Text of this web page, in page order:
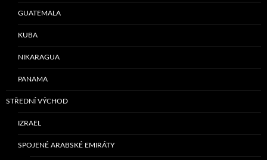
GUATEMALA
KUBA
NIKARAGUA
PANAMA
STŘEDNÍ VÝCHOD
IZRAEL
SPOJENÉ ARABSKÉ EMIRÁTY